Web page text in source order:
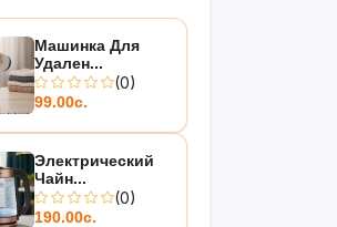
Машинка Для
Удален...
(0)
99.00с.
Электрический
Чайн...
(0)
190.00с.